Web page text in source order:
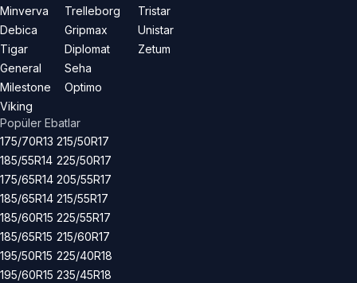
Minverva
Debica
Tigar
General
Milestone
Viking
Trelleborg
Gripmax
Diplomat
Seha
Optimo
Tristar
Unistar
Zetum
Popüler Ebatlar
175/70R13
185/55R14
175/65R14
185/65R14
185/60R15
185/65R15
195/50R15
195/60R15
215/50R17
225/50R17
205/55R17
215/55R17
225/55R17
215/60R17
225/40R18
235/45R18